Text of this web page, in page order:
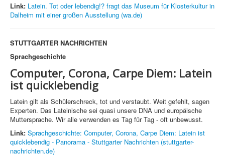
Link: Latein. Tot oder lebendig!? fragt das Museum für Klosterkultur in
Dalheim mit einer großen Ausstellung (wa.de)
STUTTGARTER NACHRICHTEN
Sprachgeschichte
Computer, Corona, Carpe Diem: Latein
ist quicklebendig
Latein gilt als Schülerschreck, tot und verstaubt. Weit gefehlt, sagen
Experten. Das Lateinische sei quasi unsere DNA und europäische
Muttersprache. Wir alle verwenden es Tag für Tag - oft unbewusst.
Link: Sprachgeschichte: Computer, Corona, Carpe Diem: Latein ist
quicklebendig - Panorama - Stuttgarter Nachrichten (stuttgarter-
nachrichten.de)